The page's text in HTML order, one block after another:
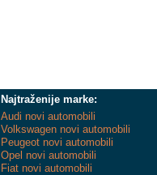
Najtraženije marke:
Audi novi automobili
Volkswagen novi automobili
Peugeot novi automobili
Opel novi automobili
Fiat novi automobili